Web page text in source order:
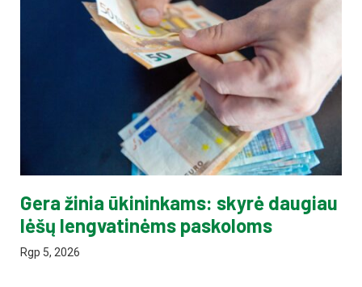
Gera žinia ūkininkams: skyrė daugiau
lėšų lengvatinėms paskoloms
Rgp 5, 2026